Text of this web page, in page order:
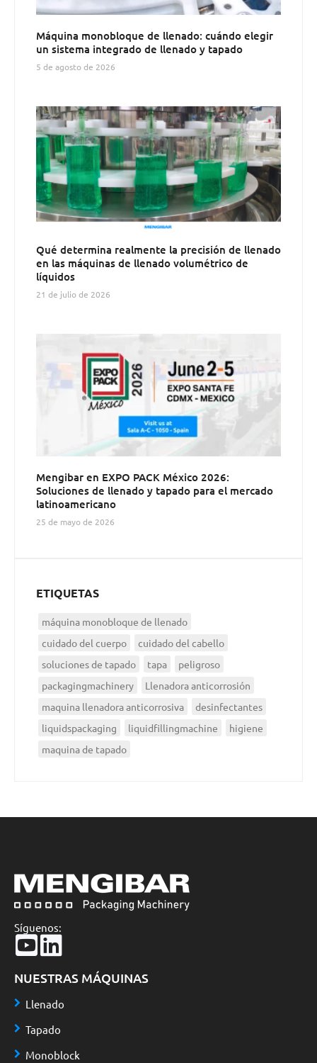
Máquina monobloque de llenado: cuándo elegir
un sistema integrado de llenado y tapado
5 de agosto de 2026
Qué determina realmente la precisión de llenado
en las máquinas de llenado volumétrico de
líquidos
21 de julio de 2026
Mengibar en EXPO PACK México 2026:
Soluciones de llenado y tapado para el mercado
latinoamericano
25 de mayo de 2026
ETIQUETAS
máquina monobloque de llenado
cuidado del cuerpo
cuidado del cabello
soluciones de tapado
tapa
peligroso
packagingmachinery
Llenadora anticorrosión
maquina llenadora anticorrosiva
desinfectantes
liquidspackaging
liquidfillingmachine
higiene
maquina de tapado
Síguenos:
NUESTRAS MÁQUINAS
Llenado
Tapado
Monoblock